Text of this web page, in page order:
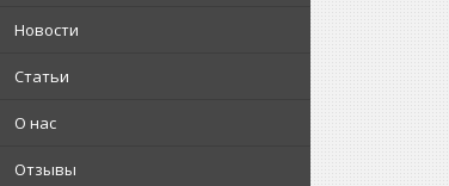
Новости
Статьи
О нас
Отзывы